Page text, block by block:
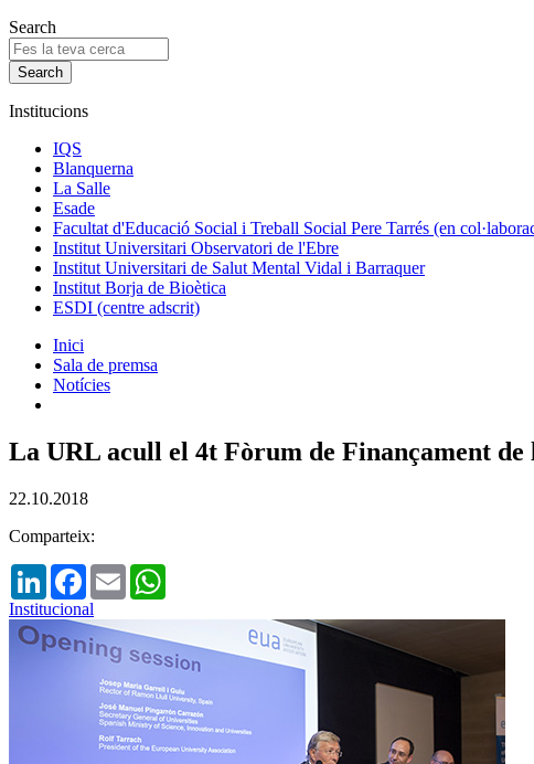
Search
Institucions
IQS
Blanquerna
La Salle
Esade
Facultat d'Educació Social i Treball Social Pere Tarrés (en
Institut Universitari Observatori de l'Ebre
Institut Universitari de Salut Mental Vidal i Barraquer
Institut Borja de Bioètica
ESDI (centre adscrit)
Inici
Sala de premsa
Notícies
La URL acull el 4t Fòrum de Finançament
22.10.2018
Comparteix:
LinkedInFacebook
Email
Institucional